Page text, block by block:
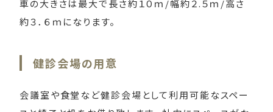
車の大きさは最大で長さ約１０ｍ/幅約２.５ｍ/高さ
約３．６ｍになります。
健診会場の用意
会議室や食堂など健診会場として利用可能なスペー